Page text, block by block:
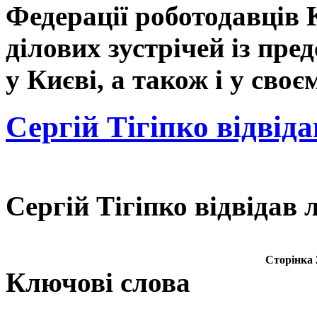
Федерації
ділових зустрічей із
у Києві, а також і у
Сергій Тігіпко
Сергій Тігіпко
Сторінка
Ключові слова